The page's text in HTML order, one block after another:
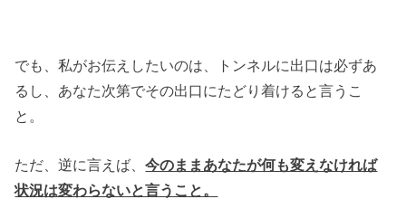
でも、私がお伝えしたいのは、トンネルに出口は必ずあ
るし、あなた次第でその出口にたどり着けると言うこ
と。
ただ、逆に言えば、今のままあなたが何も変えなければ
状況は変わらないと言うこと。